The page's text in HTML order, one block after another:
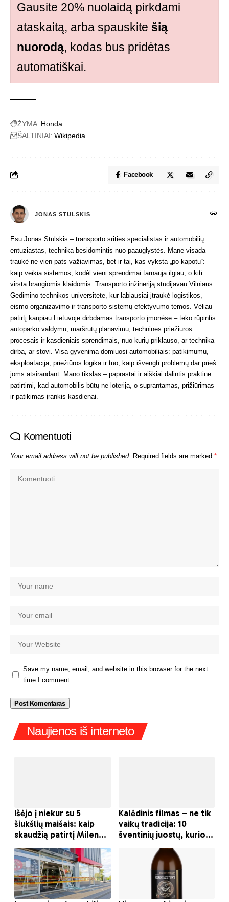
Gausite 20% nuolaidą pirkdami
ataskaitą, arba spauskite šią
nuorodą, kodas bus pridėtas
automatiškai.
ŽYMA: Honda
ŠALTINIAI: Wikipedia
Facebook
JONAS STULSKIS
Esu Jonas Stulskis – transporto srities specialistas ir automobilių
entuziastas, technika besidomintis nuo paauglystės. Mane visada
traukė ne vien pats važiavimas, bet ir tai, kas vyksta „po kapotu“:
kaip veikia sistemos, kodėl vieni sprendimai tarnauja ilgiau, o kiti
virsta brangiomis klaidomis. Transporto inžineriją studijavau Vilniaus
Gedimino technikos universitete, kur labiausiai įtraukė logistikos,
eismo organizavimo ir transporto sistemų efektyvumo temos. Vėliau
patirtį kaupiau Lietuvoje dirbdamas transporto įmonėse – teko rūpintis
autoparko valdymu, maršrutų planavimu, techninės priežiūros
procesais ir kasdieniais sprendimais, nuo kurių priklauso, ar technika
dirba, ar stovi. Visą gyvenimą domiuosi automobiliais: patikimumu,
eksploatacija, priežiūros logika ir tuo, kaip išvengti problemų dar prieš
joms atsirandant. Mano tikslas – paprastai ir aiškiai dalintis praktine
patirtimi, kad automobilis būtų ne loterija, o suprantamas, prižiūrimas
ir patikimas įrankis kasdienai.
Komentuoti
Your email address will not be published. Required fields are marked *
Save my name, email, and website in this browser for the next
time I comment.
Naujienos iš interneto